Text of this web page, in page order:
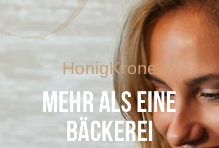
HonigKrone
MEHR ALS EINE
BÄCKEREI